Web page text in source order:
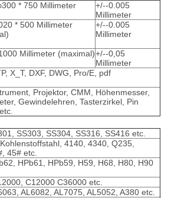
* 750 Millimeter
+/--0.005
Millimeter
* 500 Millimeter
+/--0.005
Millimeter
Millimeter (maximal)+/--0,05
Millimeter
X_T, DXF, DWG, Pro/E, pdf
Projektor, CMM, Höhenmesser,
Gewindelehren, Tasterzirkel, Pin
SS303, SS304, SS316, SS416 etc.
4140, 4340, Q235,
45# etc.
HPb61, HPb59, H59, H68, H80, H90
C12000 C36000 etc.
AL6082, AL7075, AL5052, A380 etc.